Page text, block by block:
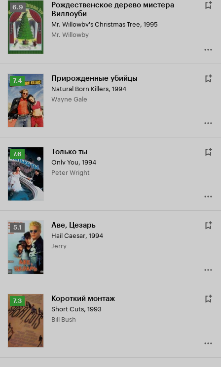
Рейтинг
Кинопоиска
6.9
6.9
Рождественское дерево мистера
Виллоуби
Mr. Willowby's Christmas Tree, 1995
Mr. Willowby
Рейтинг
Кинопоиска
7.4
7.4 Прирожденные убийцы
Natural Born Killers, 1994
Wayne Gale
Рейтинг
Кинопоиска
7.6
7.6 Только ты
Only You, 1994
Peter Wright
Рейтинг
Кинопоиска
5.1
5.1 Аве, Цезарь
Hail Caesar, 1994
Jerry
Рейтинг
Кинопоиска
7.3
7.3 Короткий монтаж
Short Cuts, 1993
Bill Bush